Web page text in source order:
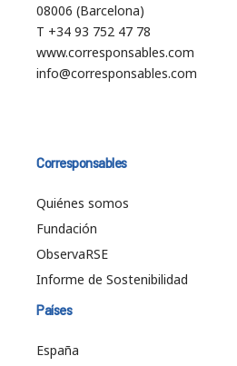
08006 (Barcelona)
T +34 93 752 47 78
www.corresponsables.com
info@corresponsables.com
Corresponsables
Quiénes somos
Fundación
ObservaRSE
Informe de Sostenibilidad
Países
España